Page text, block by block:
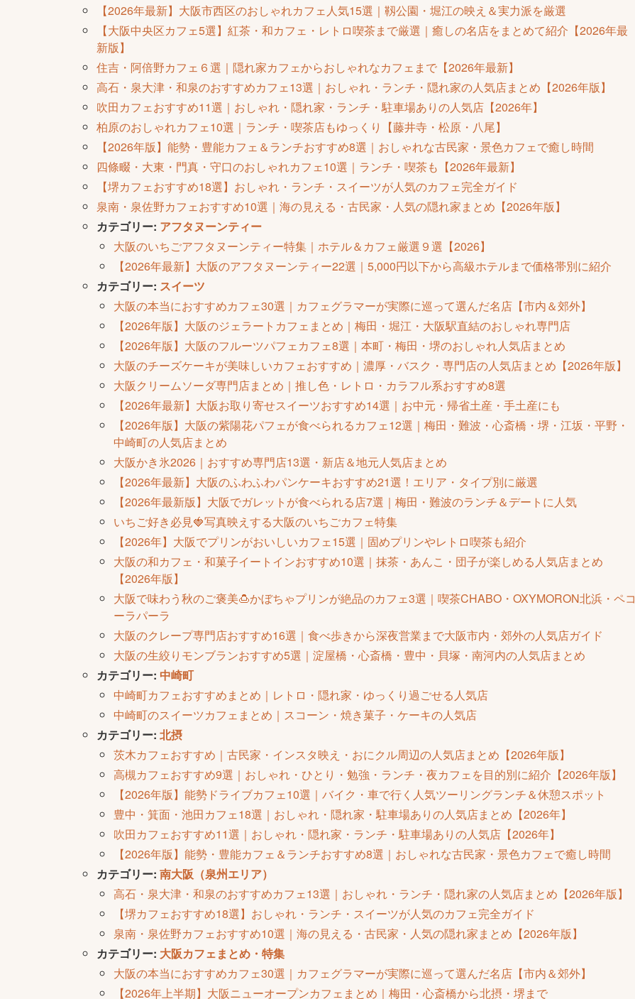
【2026年最新】大阪市西区のおしゃれカフェ人気15選｜靱公園・堀江の映え＆実力派を厳選
【大阪中央区カフェ5選】紅茶・和カフェ・レトロ喫茶まで厳選｜癒しの名店をまとめて紹介【2026年最
新版】
住吉・阿倍野カフェ６選｜隠れ家カフェからおしゃれなカフェまで【2026年最新】
高石・泉大津・和泉のおすすめカフェ13選｜おしゃれ・ランチ・隠れ家の人気店まとめ【2026年版】
吹田カフェおすすめ11選｜おしゃれ・隠れ家・ランチ・駐車場ありの人気店【2026年】
柏原のおしゃれカフェ10選｜ランチ・喫茶店もゆっくり【藤井寺・松原・八尾】
【2026年版】能勢・豊能カフェ＆ランチおすすめ8選｜おしゃれな古民家・景色カフェで癒し時間
四條畷・大東・門真・守口のおしゃれカフェ10選｜ランチ・喫茶も【2026年最新】
【堺カフェおすすめ18選】おしゃれ・ランチ・スイーツが人気のカフェ完全ガイド
泉南・泉佐野カフェおすすめ10選｜海の見える・古民家・人気の隠れ家まとめ【2026年版】
カテゴリー: アフタヌーンティー
大阪のいちごアフタヌーンティー特集｜ホテル＆カフェ厳選９選【2026】
【2026年最新】大阪のアフタヌーンティー22選｜5,000円以下から高級ホテルまで価格帯別に紹介
カテゴリー: スイーツ
大阪の本当におすすめカフェ30選｜カフェグラマーが実際に巡って選んだ名店【市内＆郊外】
【2026年版】大阪のジェラートカフェまとめ｜梅田・堀江・大阪駅直結のおしゃれ専門店
【2026年版】大阪のフルーツパフェカフェ8選｜本町・梅田・堺のおしゃれ人気店まとめ
大阪のチーズケーキが美味しいカフェおすすめ｜濃厚・バスク・専門店の人気店まとめ【2026年版】
大阪クリームソーダ専門店まとめ｜推し色・レトロ・カラフル系おすすめ8選
【2026年最新】大阪お取り寄せスイーツおすすめ14選｜お中元・帰省土産・手土産にも
【2026年版】大阪の紫陽花パフェが食べられるカフェ12選｜梅田・難波・心斎橋・堺・江坂・平野・
中崎町の人気店まとめ
大阪かき氷2026｜おすすめ専門店13選・新店＆地元人気店まとめ
【2026年最新】大阪のふわふわパンケーキおすすめ21選！エリア・タイプ別に厳選
【2026年最新版】大阪でガレットが食べられる店7選｜梅田・難波のランチ＆デートに人気
いちご好き必見🍓写真映えする大阪のいちごカフェ特集
【2026年】大阪でプリンがおいしいカフェ15選｜固めプリンやレトロ喫茶も紹介
大阪の和カフェ・和菓子イートインおすすめ10選｜抹茶・あんこ・団子が楽しめる人気店まとめ
【2026年版】
大阪で味わう秋のご褒美🍮かぼちゃプリンが絶品のカフェ3選｜喫茶CHABO・OXYMORON北浜・ペコ
ーラパーラ
大阪のクレープ専門店おすすめ16選｜食べ歩きから深夜営業まで大阪市内・郊外の人気店ガイド
大阪の生絞りモンブランおすすめ5選｜淀屋橋・心斎橋・豊中・貝塚・南河内の人気店まとめ
カテゴリー: 中崎町
中崎町カフェおすすめまとめ｜レトロ・隠れ家・ゆっくり過ごせる人気店
中崎町のスイーツカフェまとめ｜スコーン・焼き菓子・ケーキの人気店
カテゴリー: 北摂
茨木カフェおすすめ｜古民家・インスタ映え・おにクル周辺の人気店まとめ【2026年版】
高槻カフェおすすめ9選｜おしゃれ・ひとり・勉強・ランチ・夜カフェを目的別に紹介【2026年版】
【2026年版】能勢ドライブカフェ10選｜バイク・車で行く人気ツーリングランチ＆休憩スポット
豊中・箕面・池田カフェ18選｜おしゃれ・隠れ家・駐車場ありの人気店まとめ【2026年】
吹田カフェおすすめ11選｜おしゃれ・隠れ家・ランチ・駐車場ありの人気店【2026年】
【2026年版】能勢・豊能カフェ＆ランチおすすめ8選｜おしゃれな古民家・景色カフェで癒し時間
カテゴリー: 南大阪（泉州エリア）
高石・泉大津・和泉のおすすめカフェ13選｜おしゃれ・ランチ・隠れ家の人気店まとめ【2026年版】
【堺カフェおすすめ18選】おしゃれ・ランチ・スイーツが人気のカフェ完全ガイド
泉南・泉佐野カフェおすすめ10選｜海の見える・古民家・人気の隠れ家まとめ【2026年版】
カテゴリー: 大阪カフェまとめ・特集
大阪の本当におすすめカフェ30選｜カフェグラマーが実際に巡って選んだ名店【市内＆郊外】
【2026年上半期】大阪ニューオープンカフェまとめ｜梅田・心斎橋から北摂・堺まで